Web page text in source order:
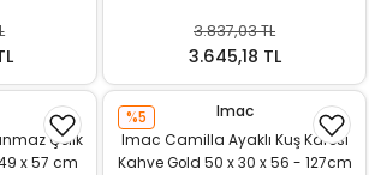
3.837,03 TL
3.645,18 TL
Çelik
x 57 cm
%5
Imac
Imac Camilla Ayaklı Kuş Kafesi
Kahve Gold 50 x 30 x 56 - 127cm